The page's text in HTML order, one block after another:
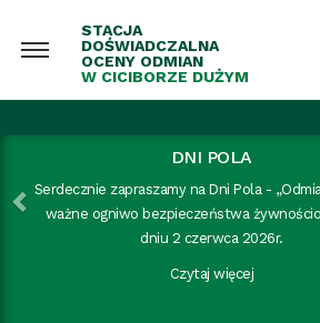
STACJA
DOŚWIADCZALNA
OCENY ODMIAN
W CICIBORZE DUŻYM
DNI POLA
Serdecznie zapraszamy naDni Pola -
ważne ogniwo bezpieczeństwa
dniu 2 czerwca 2026r.
Czytaj więcej
Previous